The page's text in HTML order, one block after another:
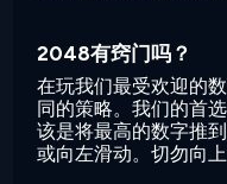
2048有窍门吗？
在玩我们最受欢迎的
同的策略。我们的首
该是将最高的数字推
或向左滑动。切勿向